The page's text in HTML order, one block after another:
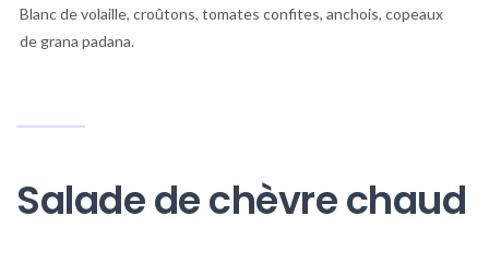
Blanc de volaille, croûtons, tomates confites, anchois, copeaux
de grana padana.
Salade de chèvre chaud